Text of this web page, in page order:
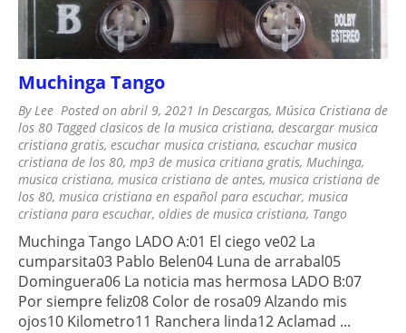
Muchinga Tango
ByLee Posted on abril 9, 2021 In Descargas, Música Cristiana de
los 80 Taggedclasicos de la musica cristiana, descargar musica
cristiana gratis, escuchar musica cristiana, escuchar musica
cristiana de los 80, mp3 de musica critiana gratis, Muchinga,
musica cristiana, musica cristiana de antes, musica cristiana de
los 80, musica cristiana en español para escuchar, musica
cristiana para escuchar, oldies de musica cristiana, Tango
Muchinga Tango LADO A:01 El ciego ve02 La
cumparsita03 Pablo Belen04 Luna de arrabal05
Dominguera06 La noticia mas hermosa LADO B:07
Por siempre feliz08 Color de rosa09 Alzando mis
ojos10 Kilometro11 Ranchera linda12 Aclamad ...